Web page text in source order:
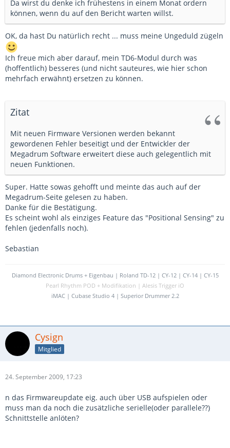
Da wirst du denke ich frühestens in einem Monat ordern
können, wenn du auf den Bericht warten willst.
OK, da hast Du natürlich recht ... muss meine Ungeduld zügeln
Ich freue mich aber darauf, mein TD6-Modul durch was
(hoffentlich) besseres (und nicht sauteures, wie hier schon
mehrfach erwähnt) ersetzen zu können.
Zitat
Mit neuen Firmware Versionen werden bekannt
gewordenen Fehler beseitigt und der Entwickler der
Megadrum Software erweitert diese auch gelegentlich mit
neuen Funktionen.
Super. Hatte sowas gehofft und meinte das auch auf der
Megadrum-Seite gelesen zu haben.
Danke für die Bestätigung.
Es scheint wohl als einziges Feature das "Positional Sensing" zu
fehlen (jedenfalls noch).
Sebastian
Diamond Electronic Drums + Eigenbau | Roland TD-12 | CY-12 | CY-14 | CY-15
Pearl Rhythm POD + Modifikation | Alesis Trigger iO
iMAC | Cubase Studio 4 | Superior Drummer 2.2
Cysign
Mitglied
24. September 2009, 17:23
n das Firmwareupdate eig. auch über USB aufspielen oder
muss man da noch die zusätzliche serielle(oder parallele??)
Schnittstelle anlöten?